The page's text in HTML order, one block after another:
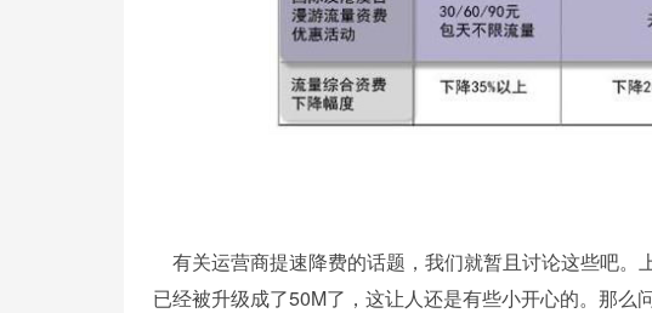
有关运营商提速降费的话题，我们就暂且讨论这些吧
已经被升级成了50M了，这让人还是有些小开心的。那